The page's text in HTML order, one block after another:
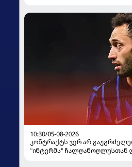
10:30/05-08-2026
კონტრაქტს ჯერ არ
"ინტერმა" ჩალღანოღლუსთან